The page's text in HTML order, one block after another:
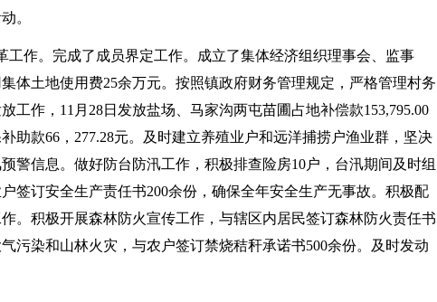
。
工作。完成了成员界定工作。成立了集体经济组织理事会、监事
体土地使用费25余万元。按照镇政府财务管理规定，严格管理村务
工作，11月28日发放盐场、马家沟两屯苗圃占地补偿款153,795.00
助款66，277.28元。及时建立养殖业户和远洋捕捞户渔业群，坚决
警信息。做好防台防汛工作，积极排查险房10户，台汛期间及时组
签订安全生产责任书200余份，确保全年安全生产无事故。积极配
。积极开展森林防火宣传工作，与辖区内居民签订森林防火责任书
污染和山林火灾，与农户签订禁烧秸秆承诺书500余份。及时发动